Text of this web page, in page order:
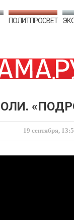
ПОЛИТПРОСВЕТ
19 сентября,